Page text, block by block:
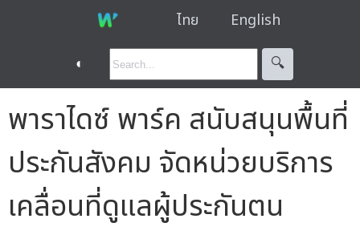
ไทย English
◐ 🔍︎
พาราไดซ์ พาร์ค สนับสนุนพื้นที่
ประกันสังคม จัดหน่วยบริการ
เคลื่อนที่ดูแลผู้ประกันตน